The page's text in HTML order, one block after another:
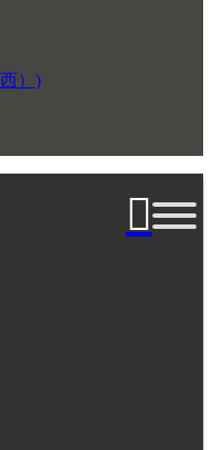
） )